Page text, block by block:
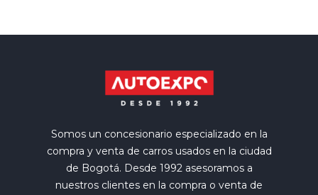
Somos un concesionario especializado en la
compra y venta de carros usados en la ciudad
de Bogotá. Desde 1992 asesoramos a
nuestros clientes en la compra o venta de